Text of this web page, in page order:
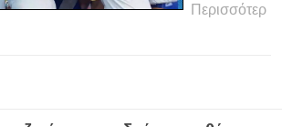
Περισσότερ